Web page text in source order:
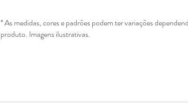
* As medidas, cores e padrões podem ter variações
produto. Imagens ilustrativas.